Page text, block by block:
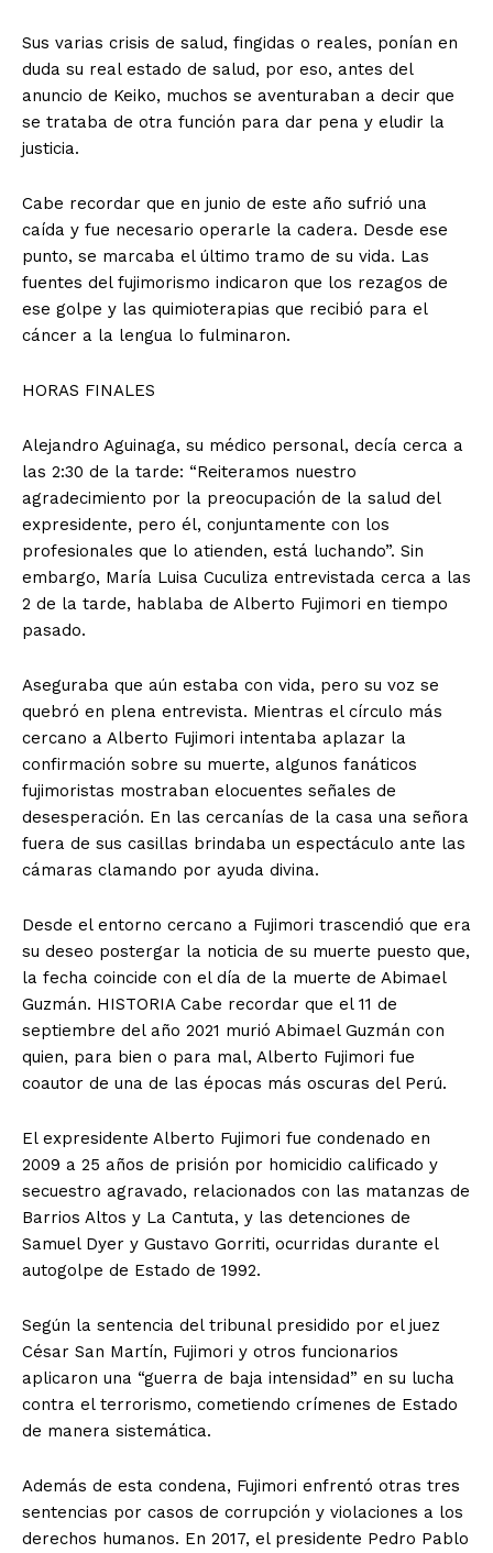
Sus varias crisis de salud, fingidas o reales, ponían en
duda su real estado de salud, por eso, antes del
anuncio de Keiko, muchos se aventuraban a decir que
se trataba de otra función para dar pena y eludir la
justicia.
Cabe recordar que en junio de este año sufrió una
caída y fue necesario operarle la cadera. Desde ese
punto, se marcaba el último tramo de su vida. Las
fuentes del fujimorismo indicaron que los rezagos de
ese golpe y las quimioterapias que recibió para el
cáncer a la lengua lo fulminaron.
HORAS FINALES
Alejandro Aguinaga, su médico personal, decía cerca a
las 2:30 de la tarde: “Reiteramos nuestro
agradecimiento por la preocupación de la salud del
expresidente, pero él, conjuntamente con los
profesionales que lo atienden, está luchando”. Sin
embargo, María Luisa Cuculiza entrevistada cerca a las
2 de la tarde, hablaba de Alberto Fujimori en tiempo
pasado.
Aseguraba que aún estaba con vida, pero su voz se
quebró en plena entrevista. Mientras el círculo más
cercano a Alberto Fujimori intentaba aplazar la
confirmación sobre su muerte, algunos fanáticos
fujimoristas mostraban elocuentes señales de
desesperación. En las cercanías de la casa una señora
fuera de sus casillas brindaba un espectáculo ante las
cámaras clamando por ayuda divina.
Desde el entorno cercano a Fujimori trascendió que era
su deseo postergar la noticia de su muerte puesto que,
la fecha coincide con el día de la muerte de Abimael
Guzmán. HISTORIA Cabe recordar que el 11 de
septiembre del año 2021 murió Abimael Guzmán con
quien, para bien o para mal, Alberto Fujimori fue
coautor de una de las épocas más oscuras del Perú.
El expresidente Alberto Fujimori fue condenado en
2009 a 25 años de prisión por homicidio calificado y
secuestro agravado, relacionados con las matanzas de
Barrios Altos y La Cantuta, y las detenciones de
Samuel Dyer y Gustavo Gorriti, ocurridas durante el
autogolpe de Estado de 1992.
Según la sentencia del tribunal presidido por el juez
César San Martín, Fujimori y otros funcionarios
aplicaron una “guerra de baja intensidad” en su lucha
contra el terrorismo, cometiendo crímenes de Estado
de manera sistemática.
Además de esta condena, Fujimori enfrentó otras tres
sentencias por casos de corrupción y violaciones a los
derechos humanos. En 2017, el presidente Pedro Pablo